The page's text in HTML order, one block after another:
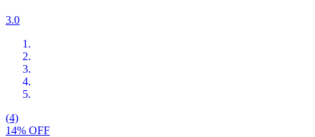
3.0
(4)
14% OFF